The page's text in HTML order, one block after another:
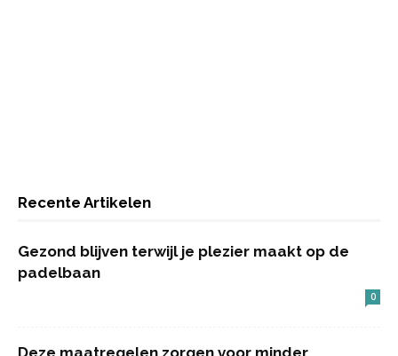
Recente Artikelen
Gezond blijven terwijl je plezier maakt op de
padelbaan
0
Deze maatregelen zorgen voor minder